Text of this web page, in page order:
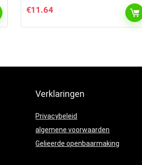
€11.64
Verklaringen
Privacybeleid
algemene voorwaarden
Gelieerde openbaarmaking